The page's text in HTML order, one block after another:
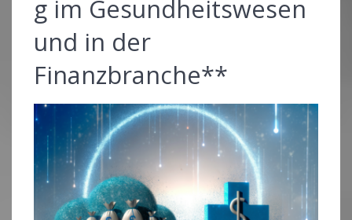
g im Gesundheitswesen
und in der
Finanzbranche**